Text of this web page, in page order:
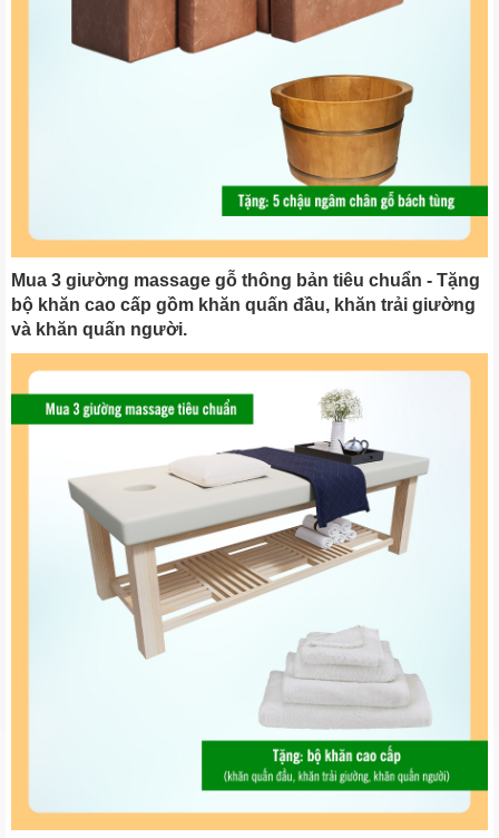
Mua 3 giường massage gỗ thông bản tiêu chuẩn - Tặng
bộ khăn cao cấp gồm khăn quấn đầu, khăn trải giường
và khăn quấn người.